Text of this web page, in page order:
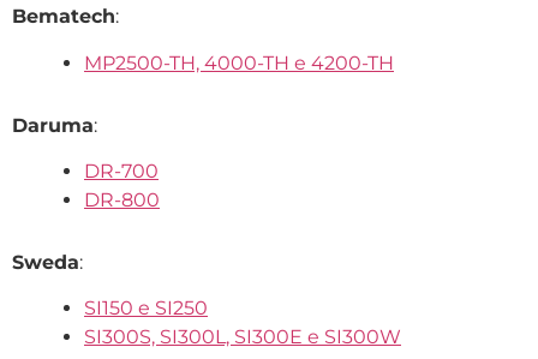
Bematech:
MP2500-TH, 4000-TH e 4200-TH
Daruma:
DR-700
DR-800
Sweda:
SI150 e SI250
SI300S, SI300L, SI300E e SI300W